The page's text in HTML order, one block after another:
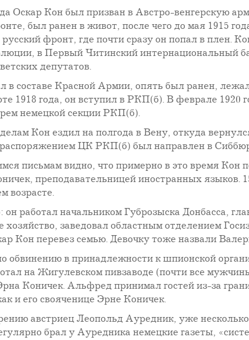
Оскар Кон был призван в Австро-венгерскую
был ранен в живот, после чего до мая 1915
фронт, где почти сразу он попал в плен.
в Первый Читинский интернациональный
депутатов.
в составе Красной Армии, опять был ранен,
1918 года, он вступил в РКП(б). В феврале
немецкой секции РКП(б).
Кон ездил на полгода в Вену, откуда
ЦК РКП(б) был направлен в
письмам видно, что примерно в это время
преподавательницей иностранных языков.
возрасте.
работал начальником Губрозыска Донбасса,
заведовал областным отделением
Кон перевез семью. Девочку тоже назвали
обвинению в принадлежности к шпионской
на Жигулевском пивзаводе (почти все
Коничек. Альфред принимал гостей из-за
и его свояченице Эрне Коничек.
австриец Леопольд Ауредник, уже
брал у Ауредника немецкие газеты,